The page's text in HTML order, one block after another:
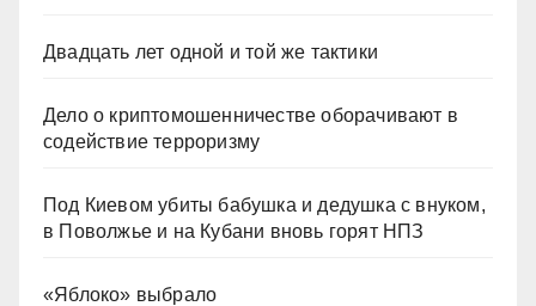
Двадцать лет одной и той же тактики
Дело о криптомошенничестве оборачивают в
содействие терроризму
Под Киевом убиты бабушка и дедушка с внуком,
в Поволжье и на Кубани вновь горят НПЗ
«Яблоко» выбрало